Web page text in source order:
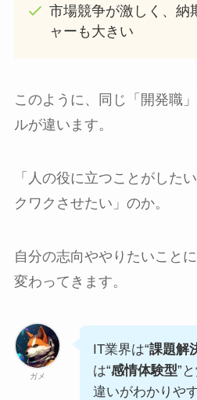
市場競争が激しく、納
ャーも大きい
このように、同じ「開発職
ルが違います。
「人の役に立つことがした
クワクさせたい」のか。
自分の志向ややりたいこと
変わってきます。
ガメ
IT業界は“課題解
は“感情体験型”
違いがわかりや